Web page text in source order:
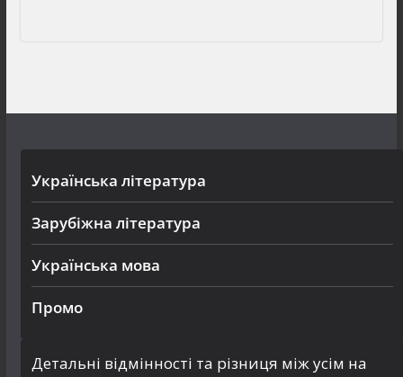
Українська література
Зарубіжна література
Українська мова
Промо
Детальні відмінності та різниця між усім на